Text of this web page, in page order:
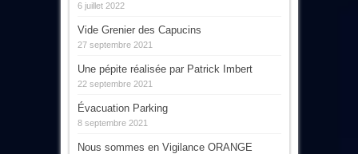
6 juillet 2022
Vide Grenier des Capucins
27 septembre 2021
Une pépite réalisée par Patrick Imbert
22 septembre 2021
Évacuation Parking
8 septembre 2021
Nous sommes en Vigilance ORANGE